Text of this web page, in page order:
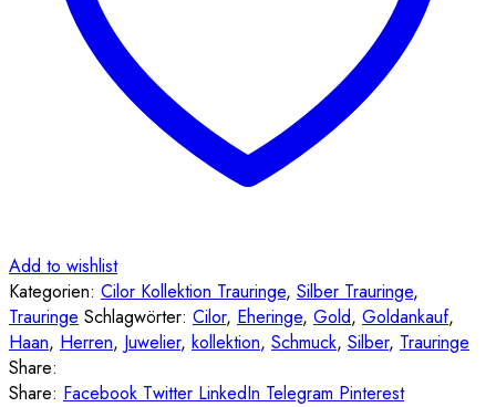
Add to wishlist
Kategorien: Cilor Kollektion Trauringe, Silber Trauringe,
Trauringe Schlagwörter: Cilor, Eheringe, Gold, Goldankauf,
Haan, Herren, Juwelier, kollektion, Schmuck, Silber, Trauringe
Share:
Share: Facebook Twitter LinkedIn Telegram Pinterest